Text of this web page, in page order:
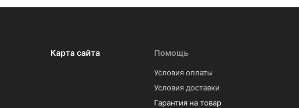
Карта сайта Помощь
Условия оплаты
Условия доставки
Гарантия на товар